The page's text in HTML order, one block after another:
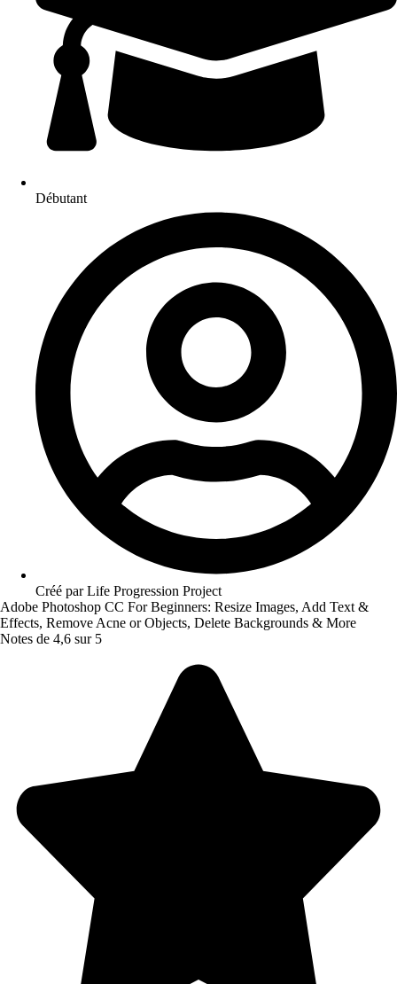
Débutant
Créé parLife Progression Project
Adobe Photoshop CC For Beginners: Resize Images, Add Text &
Effects, Remove Acne or Objects, Delete Backgrounds & More
Notes de 4,6 sur 5